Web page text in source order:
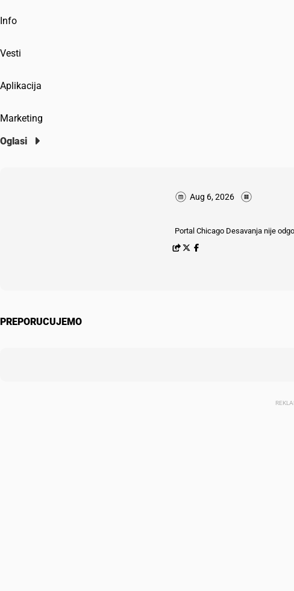
Info
Vesti
Aplikacija
Marketing
Oglasi
Aug 6, 2026
Portal Chicago Desavanja nije
PREPORUCUJEMO